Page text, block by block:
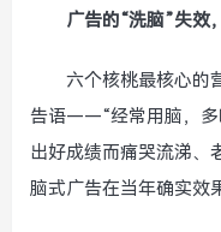
广告的“洗脑”失效
六个核桃最核心的
告语——“经常用脑，多
出好成绩而痛哭流涕、
脑式广告在当年确实效